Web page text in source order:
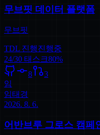
무브핏 데이터 플랫폼
무브핏
TDL 진행진행중
24/30 태스크80%
8
3
임
임태경
2026. 8. 6.
어반브루 그로스 캠페